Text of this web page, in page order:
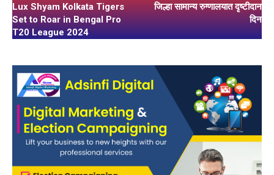
Lux Shyam Kolkata Tigers
Set to Roar in Bengal Pro
T20 League 2024
जिल्हा सामान्य रुग्णालयात दृष्टीदान
दिन